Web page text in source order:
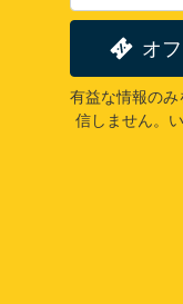
オ
有益な情報の
信しません。